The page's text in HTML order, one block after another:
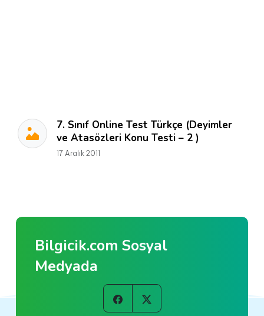
7. Sınıf Online Test Türkçe (Deyimler
ve Atasözleri Konu Testi – 2 )
17 Aralık 2011
Bilgicik.com Sosyal
Medyada